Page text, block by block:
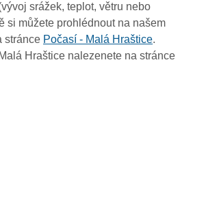
srážek, teplot, větru nebo
si můžete prohlédnout na našem
stránce Počasí - Malá Hraštice.
Hraštice nalezenete na stránce